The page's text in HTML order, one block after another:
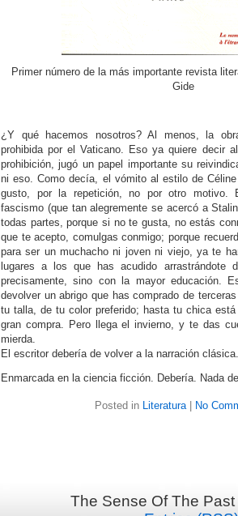
Primer número de la más importante revista
Gide
¿Y qué hacemos nosotros? Al menos, la
prohibida por el Vaticano. Eso ya quiere decir
prohibición, jugó un papel importante su
ni eso. Como decía, el vómito al estilo de
gusto, por la repetición, no por otro motivo.
fascismo (que tan alegremente se acercó a
todas partes, porque si no te gusta, no estás
que te acepto, comulgas conmigo; porque
para ser un muchacho ni joven ni viejo, ya te
lugares a los que has acudido arrastrándote
precisamente, sino con la mayor educación.
devolver un abrigo que has comprado de
tu talla, de tu color preferido; hasta tu chica
gran compra. Pero llega el invierno, y te das
mierda.
El escritor debería de volver a la narración clásica.
Enmarcada en la ciencia ficción. Debería. Nada
Posted in Literatura| No
The Sense Of The